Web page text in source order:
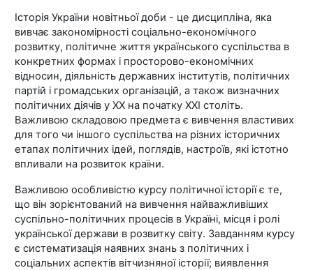
Історія України новітньої доби - це дисципліна, яка
вивчає закономірності соціально-економічного
розвитку, політичне життя українського суспільства в
конкретних формах і просторово-економічних
відносин, діяльність державних інститутів, політичних
партій і громадських організацій, а також визначних
політичних діячів у ХХ на початку ХХІ століть.
Важливою складовою предмета є вивчення властивих
для того чи іншого суспільства на різних історичних
етапах політичних ідей, поглядів, настроїв, які істотно
впливали на розвиток країни.
Важливою особливістю курсу політичної історії є те,
що він зорієнтований на вивчення найважливіших
суспільно-політичних процесів в Україні, місця і ролі
української держави в розвитку світу. Завданням курсу
є систематизація наявних знань з політичних і
соціальних аспектів вітчизняної історії; виявлення